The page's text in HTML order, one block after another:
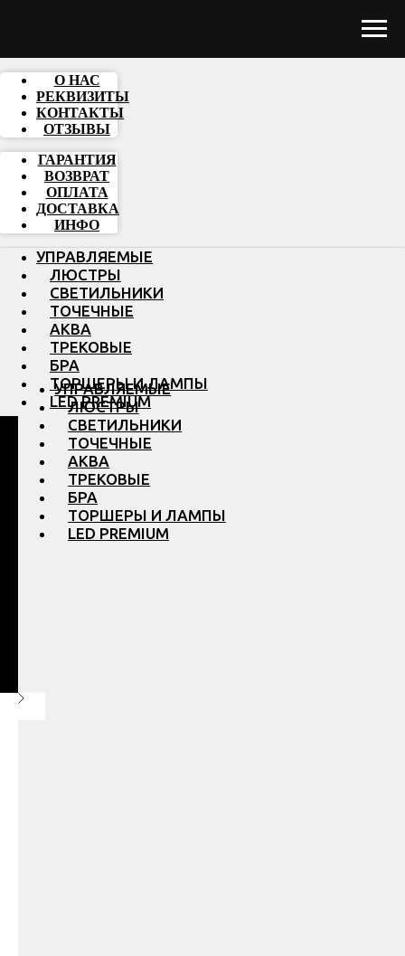
О НАС
РЕКВИЗИТЫ
КОНТАКТЫ
ОТЗЫВЫ
ГАРАНТИЯ
ВОЗВРАТ
ОПЛАТА
ДОСТАВКА
ИНФО
УПРАВЛЯЕМЫЕ
ЛЮСТРЫ
СВЕТИЛЬНИКИ
ТОЧЕЧНЫЕ
АКВА
ТРЕКОВЫЕ
БРА
ТОРШЕРЫ И ЛАМПЫ
LED PREMIUM
УПРАВЛЯЕМЫЕ
ЛЮСТРЫ
СВЕТИЛЬНИКИ
ТОЧЕЧНЫЕ
АКВА
ТРЕКОВЫЕ
БРА
ТОРШЕРЫ И ЛАМПЫ
LED PREMIUM